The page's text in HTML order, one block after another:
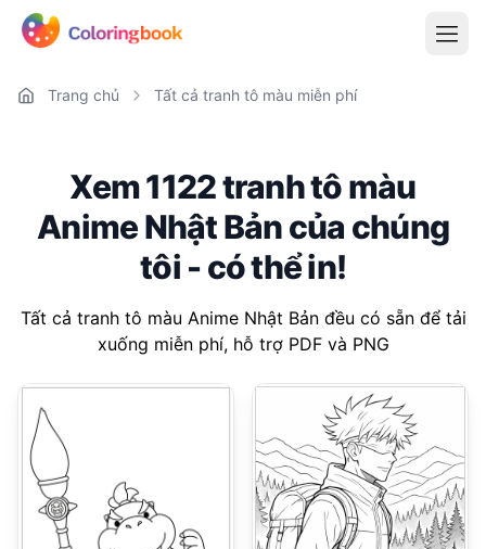
Trang chủ Tất cả tranh tô màu miễn phí
Xem 1122 tranh tô màu
Anime Nhật Bản của chúng
tôi - có thể in!
Tất cả tranh tô màu Anime Nhật Bản đều có sẵn để tải
xuống miễn phí, hỗ trợ PDF và PNG